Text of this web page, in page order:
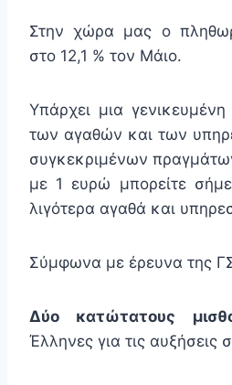
Στην χώρα μας ο
στο 12,1 % τον Μάιο.
Υπάρχει μια
των αγαθών και των
συγκεκριμένων
με 1 ευρώ μπορείτε
λιγότερα αγαθά και
Σύμφωνα με έρευνα της
Δύο κατώτατους
Έλληνες για τις αυξήσεις